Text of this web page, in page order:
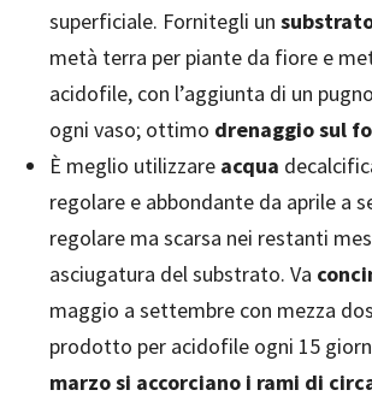
superficiale. Fornitegli un
metà terra per piante da fiore e
acidofile, con l’aggiunta di un
ogni vaso; ottimo drenaggio sul
È meglio utilizzare acqua
regolare e abbondante da aprile a
regolare ma scarsa nei restanti
asciugatura del substrato. Va
maggio a settembre con mezza
prodotto per acidofile ogni 15
marzo si accorciano i rami di